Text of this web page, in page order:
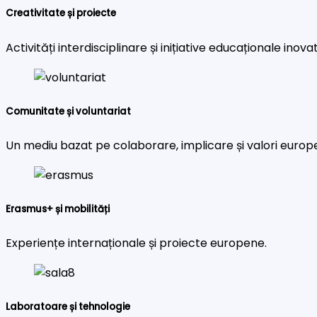
Creativitate și proiecte
Activități interdisciplinare și inițiative educaționale
Comunitate și voluntariat
Un mediu bazat pe colaborare, implicare și valori
Erasmus+ și mobilități
Experiențe internaționale și proiecte europene.
Laboratoare și tehnologie